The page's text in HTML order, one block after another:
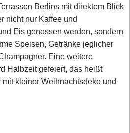
Berlins mit direktem Blick
nicht nur Kaffee und
Eis genossen werden, sondern
Speisen, Getränke jeglicher
Eine weitere
Halbzeit gefeiert, das heißt
kleiner Weihnachtsdeko und